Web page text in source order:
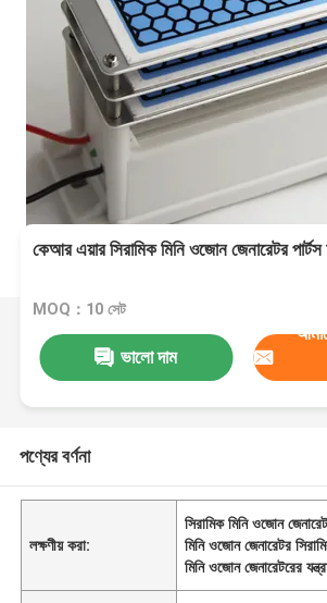
কেআর এয়ার সিরামিক মিনি ওজোন জেনারেটর
MOQ：10 সেট
ভালো দাম
পণ্যের বর্ণনা
লক্ষণীয় করা:
সিরামিক মিনি ওজোন
মিনি ওজোন জেনারেটর
মিনি ওজোন জেনারেটরের